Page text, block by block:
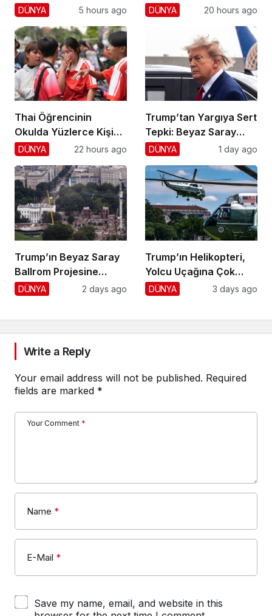
Sonlansın!
DÜNYA 5 hours ago
Hayatını Kaybetti
DÜNYA 20 hours ago
Thai Öğrencinin
Okulda Yüzlerce Kişiyi
Vurdu!
DÜNYA 22 hours ago
Trump’tan Yargıya Sert
Tepki: Beyaz Saray
Krizi!
DÜNYA 1 day ago
Trump’ın Beyaz Saray
Ballrom Projesine
Durdurma
DÜNYA 2 days ago
Trump’ın Helikopteri,
Yolcu Uçağına Çok
Yaklaştı!
DÜNYA 3 days ago
Write a Reply
Your email address will not be published. Required
fields are marked *
Your Comment *
Name *
E-Mail *
Save my name, email, and website in this